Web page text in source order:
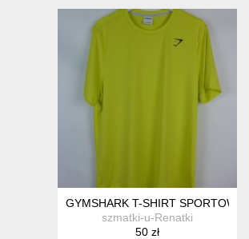
GYMSHARK T-SHIRT SPORTOWA
szmatki-u-Renatki
50 zł